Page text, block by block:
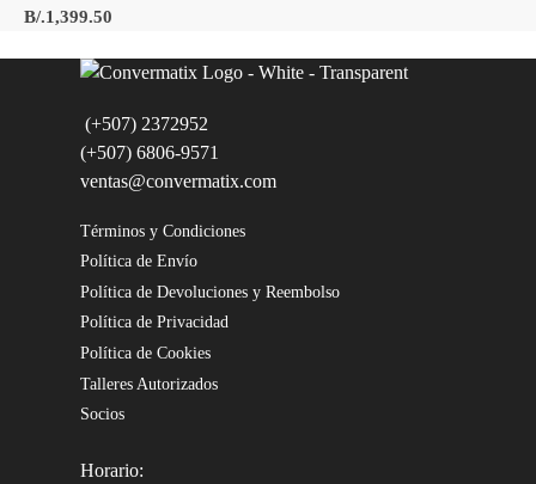
B/.1,399.50
(+507) 2372952
(+507) 6806-9571
ventas@convermatix.com
Términos y Condiciones
Política de Envío
Política de Devoluciones y Reembolso
Política de Privacidad
Política de Cookies
Talleres Autorizados
Socios
Horario: